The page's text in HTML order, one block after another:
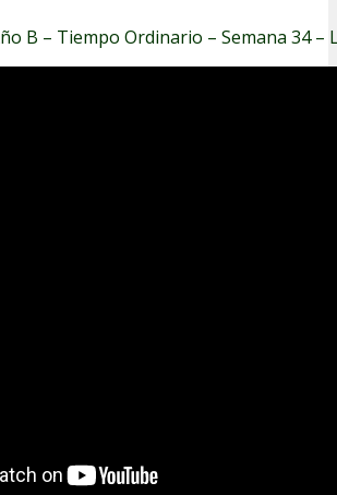
B – Tiempo Ordinario – Semana 34 –